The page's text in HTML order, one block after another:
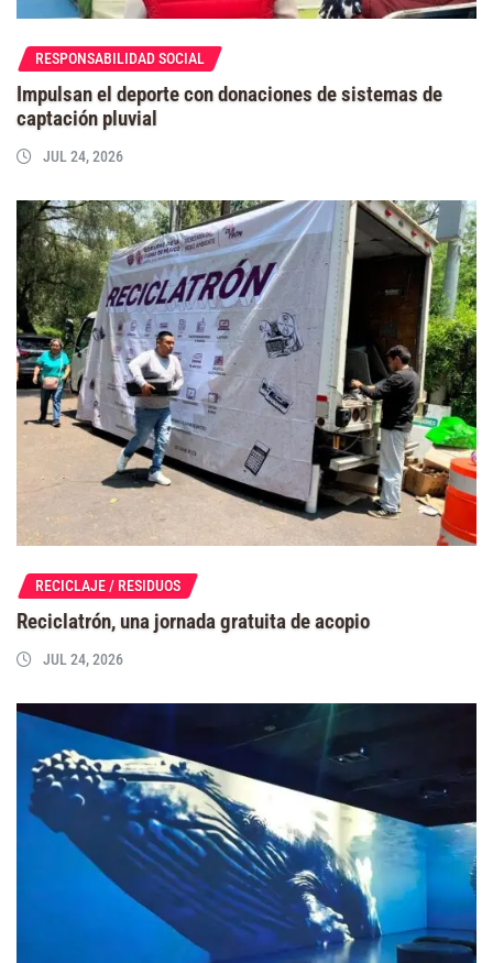
RESPONSABILIDAD SOCIAL
Impulsan el deporte con donaciones de sistemas de
captación pluvial
JUL 24, 2026
RECICLAJE / RESIDUOS
Reciclatrón, una jornada gratuita de acopio
JUL 24, 2026